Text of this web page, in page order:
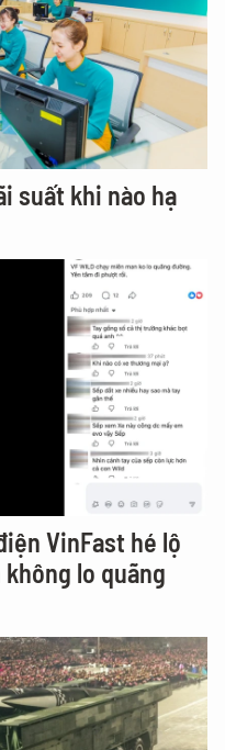
suất khi nào hạ
VinFast hé lộ
lo quãng